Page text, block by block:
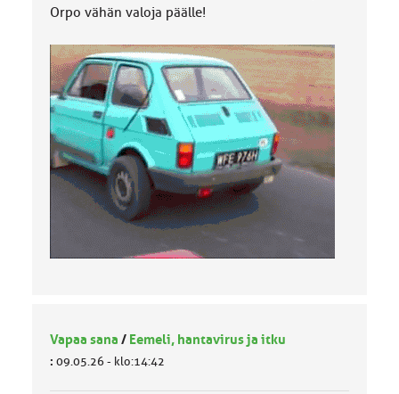
Orpo vähän valoja päälle!
Vapaa sana / Eemeli, hantavirus ja itku
: 09.05.26 - klo:14:42